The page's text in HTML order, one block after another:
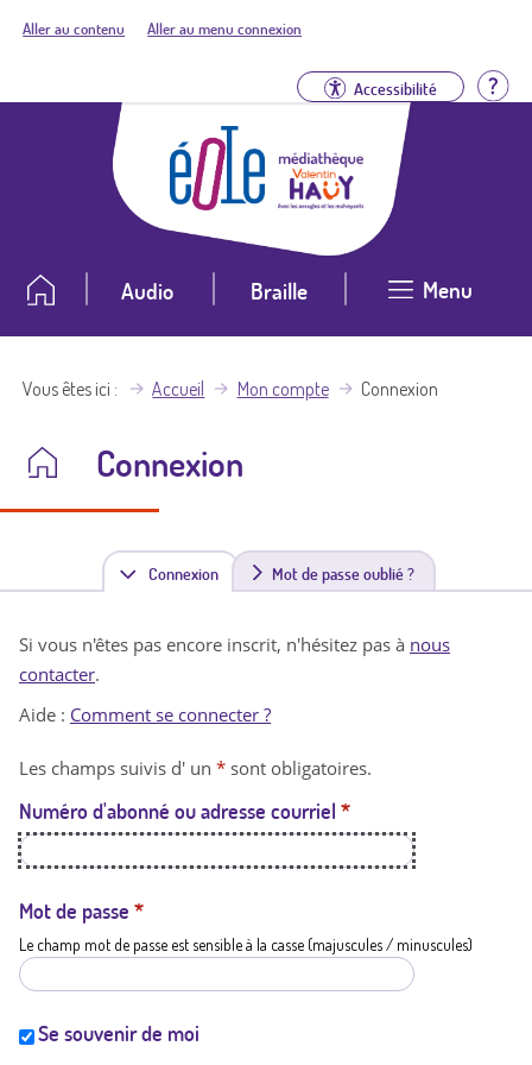
Aller au contenu Aller au menu connexion
Accessibilité
Audio Braille Menu
Vous êtes ici Accueil Mon compte Connexion
Connexion
Connexion(
n
t
a
t
i
Mot de passe oublié ?
Si vous n'êtes pas encore inscrit, n'hésitez pas à nous
contacter.
Aide : Comment se connecter ?
Les champs suivis d' un * sont obligatoires.
Numéro d'abonné ou adresse courriel *
Mot de passe *
Le champ mot de passe est sensible à la casse (majuscules / minuscules)
Se souvenir de moi